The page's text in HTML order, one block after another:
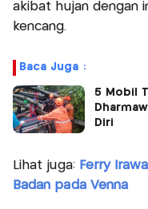
akibat hujan dengan
kencang.
Baca Juga :
5 Mobil
Diri
Lihat juga: Ferry
Badan pada Venna